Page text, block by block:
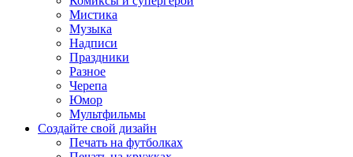
Мистика
Музыка
Надписи
Праздники
Разное
Черепа
Юмор
Мультфильмы
Создайте свой дизайн
Печать на футболках